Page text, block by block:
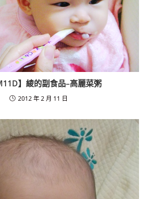
】綾的副食品–高麗菜粥
2012 年 2 月 11 日